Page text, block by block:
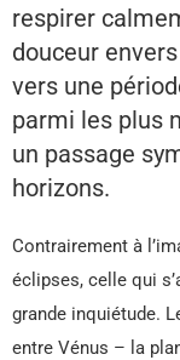
respirer
douceur
vers une
parmi les plus
un passage
horizons.
Contrairement à
éclipses, celle qui
grande inquiétude.
entre Vénus – la